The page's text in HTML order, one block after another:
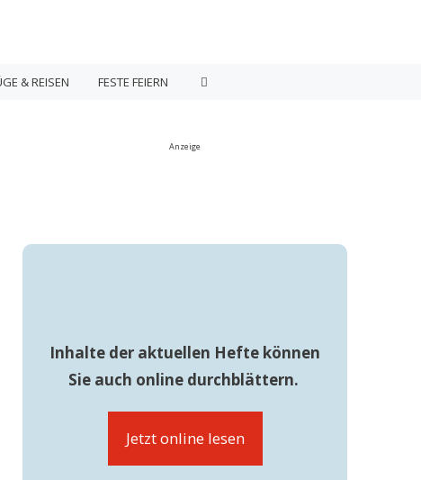
& REISEN FESTE FEIERN
Anzeige
Inhalte der aktuellen Hefte können
Sie auch online durchblättern.
Jetzt online lesen